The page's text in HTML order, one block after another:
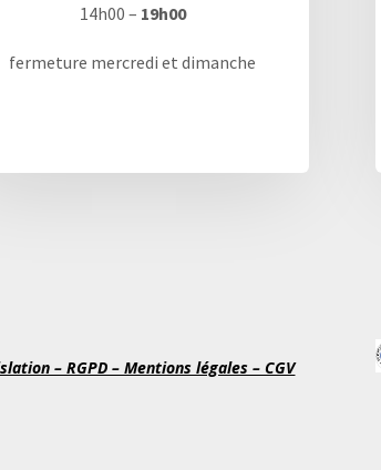
14h00 – 19h00
fermeture mercredi et dimanche
– RGPD – Mentions légales – CGV